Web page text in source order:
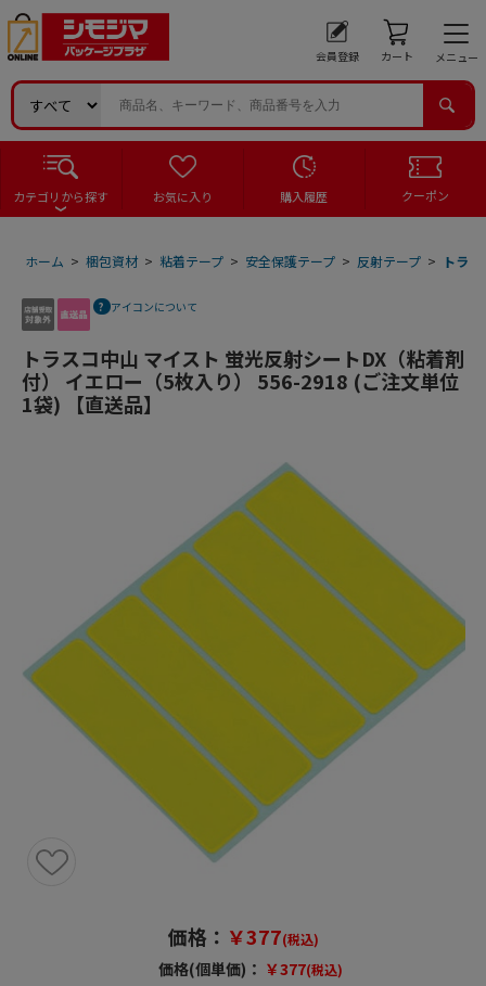
会員登録 カート メニュー
カテゴリから探す お気に入り 購入履歴 クーポン
ホーム > 梱包資材 > 粘着テープ > 安全保護テープ > 反射テープ > トラ
アイコンについて
トラスコ中山 マイスト 蛍光反射シートDX（粘着剤
付） イエロー（5枚入り） 556-2918 (ご注文単位
1袋) 【直送品】
価格： ￥377(税込)
価格(個単価)： ￥377(税込)